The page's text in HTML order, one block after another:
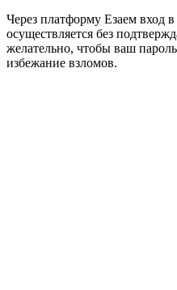
Через платформу Езаем вход
осуществляется без
желательно, чтобы ваш
избежание взломов.